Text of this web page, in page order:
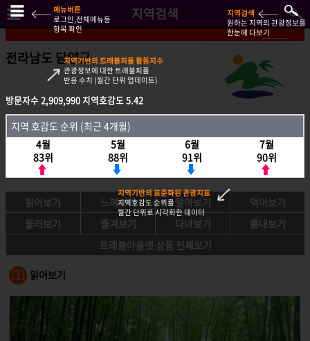
지역검색
전라남도 담양군
방문자수2,909,990지역호감도 5.42
지역호감도 순위 (최근 4개월)
4월
83위
5월
88위
6월
91위
7월
90위
읽어보기 느껴보기 알아보기
먹어보기
둘러보기
즐겨보기 다녀보기
뽐내보기
트래블아울렛 상품 전체보기
읽어보기
방문자수2,909,990지역호감도 5.42
지역 호감도 순위 (최근 4개월)
4월
83위
5월
88위
6월
91위
7월
90위
메뉴버튼
로그인,전체메뉴등
항목 확인
지역검색
원하는 지역의 관광정보를
한눈에 다보기
지역기반의 트래블피플 활동지수
관광정보에 대한 트래블피플
반응 수치 (월간 단위 업데이트)
지역기반의 표준화된 관광지표
지역호감도 순위를
월간 단위로 시각화한 데이터